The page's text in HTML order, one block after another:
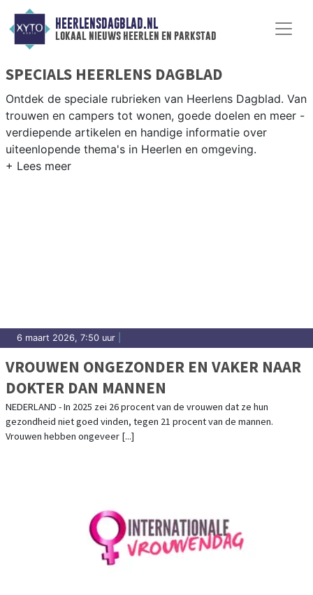
HEERLENSDAGBLAD.NL
lokaal nieuws heerlen en parkstad
SPECIALS HEERLENS DAGBLAD
Ontdek de speciale rubrieken van Heerlens Dagblad. Van
trouwen en campers tot wonen, goede doelen en meer -
verdiepende artikelen en handige informatie over
uiteenlopende thema's in Heerlen en omgeving.
6 maart 2026, 7:50 uur
VROUWEN ONGEZONDER EN VAKER NAAR
DOKTER DAN MANNEN
NEDERLAND - In 2025 zei 26 procent van de vrouwen dat ze hun
gezondheid niet goed vinden, tegen 21 procent van de mannen.
Vrouwen hebben ongeveer [...]